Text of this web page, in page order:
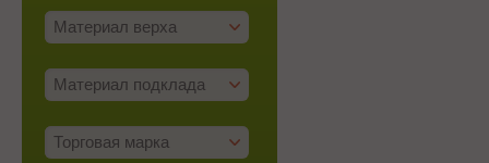
Материал верха
Материал подклада
Торговая марка